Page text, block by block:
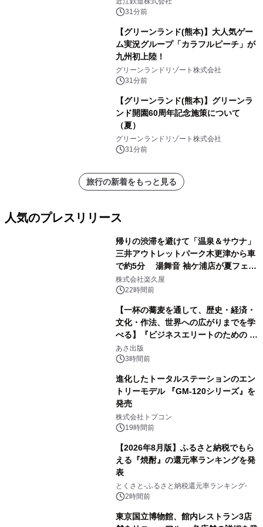
番搾り飲み放題が復活！
31分前
【グリーンランド(熊本)】大人気ゲー
ム実況グループ「カラフルピーチ」が
九州初上陸！
グリーンランドリゾート株式会社
31分前
【グリーンランド(熊本)】グリーンラ
ンド開園60周年記念施策について
（夏）
グリーンランドリゾート株式会社
31分前
旅行の新着をもっと見る
人気のプレスリリース
帰りの渋滞を避けて「温泉＆サウナ」
三井アウトレットパーク木更津から車
で約5分 湯舞音 袖ケ浦店が夏フェア
メニューを提供
株式会社楽久屋
22時間前
【一杯の蕎麦を通して、歴史・経済・
文化・作法、世界への広がりまでを学
べる】『ビジネスエリートのための 教
養としての蕎麦』2026年8月25日
（火）発売
あさ出版
3時間前
進化したトータルステーションのエン
トリーモデル 『GM-120シリーズ』を
発売
株式会社トプコン
19時間前
【2026年8月版】ふるさと納税でもら
える『焼酎』の還元率ランキングを発
表
とくさと-ふるさと納税還元率ランキング-
2時間前
東京国立博物館、館内レストラン3店